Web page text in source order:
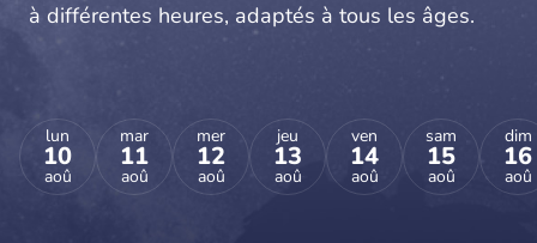
à différentes heures, adaptés à tous les âges.
lun
10
aoû
mar
11
aoû
mer
12
aoû
jeu
13
aoû
ven
14
aoû
sam
15
aoû
dim
16
aoû